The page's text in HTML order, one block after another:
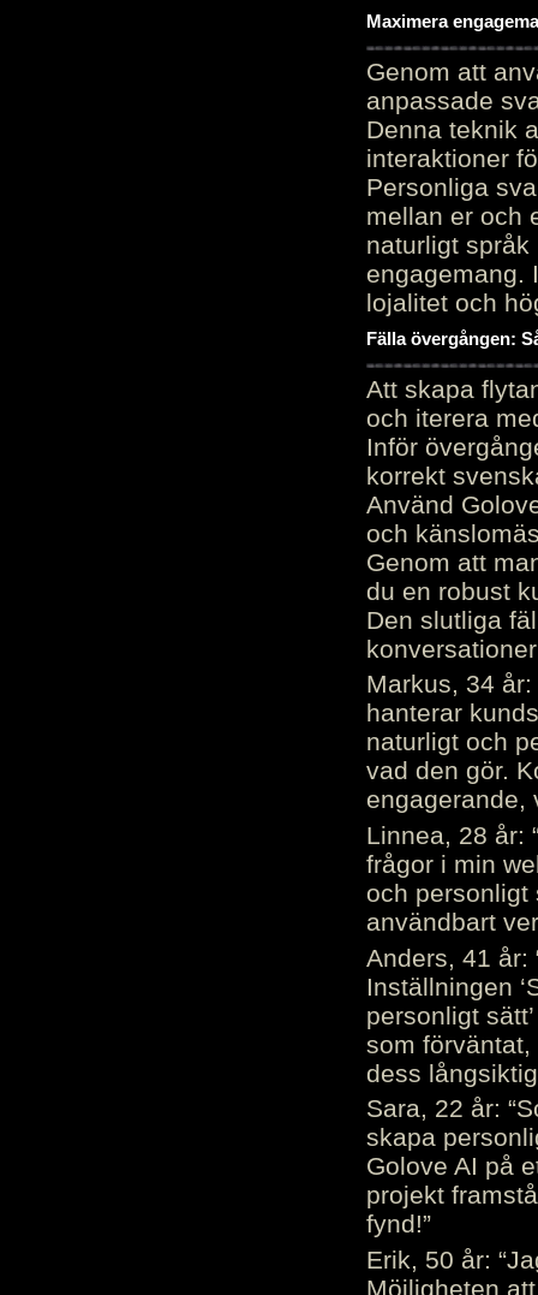
Maximera
Genom att
anpassade
Denna teknik
interaktioner
Personliga
mellan er och
naturligt
engagemang.
lojalitet och
Fälla övergången:
Att skapa
och iterera
Inför
korrekt
Använd
och
Genom att
du en robust
Den slutliga
Markus, 34
hanterar
naturligt och
vad den gör.
engagerande,
Linnea, 28 år:
frågor i min
och personligt
användbart
Anders, 41 år:
Inställningen
personligt
som
dess
Sara, 22 år:
skapa
Golove AI på
projekt
fynd!”
Erik, 50 år:
Möjligheten